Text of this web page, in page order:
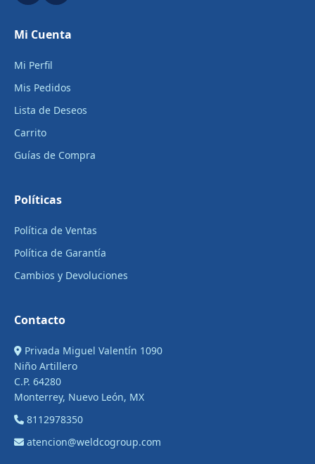
Mi Cuenta
Mi Perfil
Mis Pedidos
Lista de Deseos
Carrito
Guías de Compra
Políticas
Política de Ventas
Política de Garantía
Cambios y Devoluciones
Contacto
Privada Miguel Valentín 1090
Niño Artillero
C.P. 64280
Monterrey, Nuevo León, MX
8112978350
atencion@weldcogroup.com